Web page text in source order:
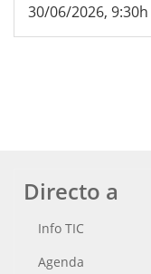
30/06/2026, 9:30h
Directo a
Info TIC
Agenda